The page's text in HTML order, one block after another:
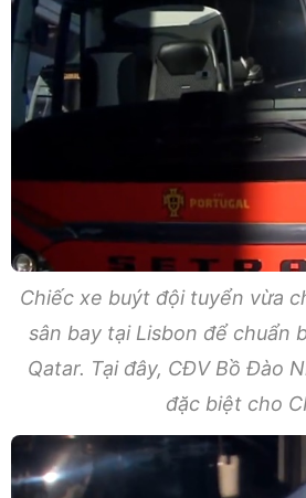
Chiếc xe buýt đội tuyển vừa
sân bay tại Lisbon để chuẩn
Qatar. Tại đây, CĐV Bồ Đào
đặc biệt cho